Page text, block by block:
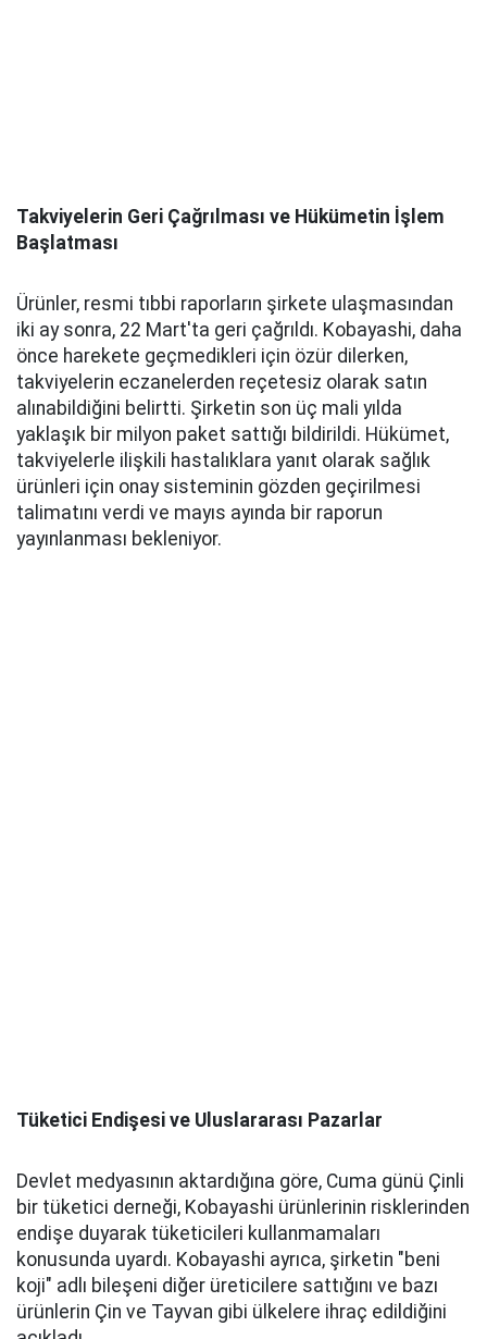
Takviyelerin Geri Çağrılması ve Hükümetin İşlem
Başlatması
Ürünler, resmi tıbbi raporların şirkete ulaşmasından
iki ay sonra, 22 Mart'ta geri çağrıldı. Kobayashi, daha
önce harekete geçmedikleri için özür dilerken,
takviyelerin eczanelerden reçetesiz olarak satın
alınabildiğini belirtti. Şirketin son üç mali yılda
yaklaşık bir milyon paket sattığı bildirildi. Hükümet,
takviyelerle ilişkili hastalıklara yanıt olarak sağlık
ürünleri için onay sisteminin gözden geçirilmesi
talimatını verdi ve mayıs ayında bir raporun
yayınlanması bekleniyor.
Tüketici Endişesi ve Uluslararası Pazarlar
Devlet medyasının aktardığına göre, Cuma günü Çinli
bir tüketici derneği, Kobayashi ürünlerinin risklerinden
endişe duyarak tüketicileri kullanmamaları
konusunda uyardı. Kobayashi ayrıca, şirketin "beni
koji" adlı bileşeni diğer üreticilere sattığını ve bazı
ürünlerin Çin ve Tayvan gibi ülkelere ihraç edildiğini